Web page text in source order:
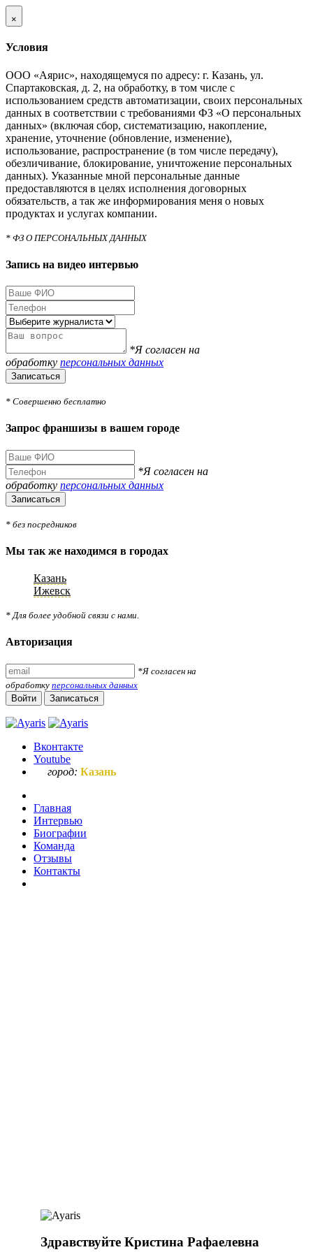
×
Условия
ООО «Аярис», находящемуся по адресу: г. Казань, ул.
Спартаковская, д. 2, на обработку, в том числе с
использованием средств автоматизации, своих персональных
данных в соответствии с требованиями ФЗ «О персональных
данных» (включая сбор, систематизацию, накопление,
хранение, уточнение (обновление, изменение),
использование, распространение (в том числе передачу),
обезличивание, блокирование, уничтожение персональных
данных). Указанные мной персональные данные
предоставляются в целях исполнения договорных
обязательств, а так же информирования меня о новых
продуктах и услугах компании.
* ФЗ О ПЕРСОНАЛЬНЫХ ДАННЫХ
Запись на видео интервью
*Я согласен на
обработку персональных данных
Записаться
* Совершенно бесплатно
Запрос франшизы в вашем городе
*Я согласен на
обработку персональных данных
Записаться
* без посредников
Мы так же находимся в городах
Казань
Ижевск
* Для более удобной связи с нами.
Авторизация
*Я согласен на
обработку персональных данных
Войти
Записаться
Вконтакте
Youtube
город: Казань
Главная
Интервью
Биографии
Команда
Отзывы
Контакты
Здравствуйте Кристина Рафаелевна